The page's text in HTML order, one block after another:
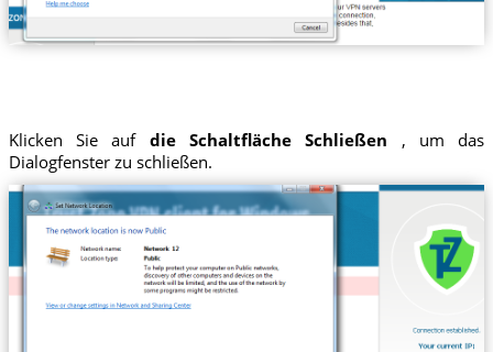
Klicken Sie auf die Schaltfläche Schließen , um das
Dialogfenster zu schließen.